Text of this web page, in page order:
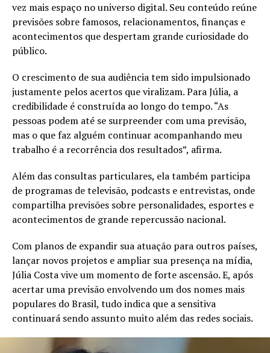
vez mais espaço no universo digital. Seu conteúdo reúne
previsões sobre famosos, relacionamentos, finanças e
acontecimentos que despertam grande curiosidade do
público.
O crescimento de sua audiência tem sido impulsionado
justamente pelos acertos que viralizam. Para Júlia, a
credibilidade é construída ao longo do tempo. “As
pessoas podem até se surpreender com uma previsão,
mas o que faz alguém continuar acompanhando meu
trabalho é a recorrência dos resultados”, afirma.
Além das consultas particulares, ela também participa
de programas de televisão, podcasts e entrevistas, onde
compartilha previsões sobre personalidades, esportes e
acontecimentos de grande repercussão nacional.
Com planos de expandir sua atuação para outros países,
lançar novos projetos e ampliar sua presença na mídia,
Júlia Costa vive um momento de forte ascensão. E, após
acertar uma previsão envolvendo um dos nomes mais
populares do Brasil, tudo indica que a sensitiva
continuará sendo assunto muito além das redes sociais.